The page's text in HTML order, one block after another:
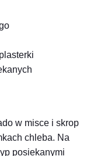
w misce i skrop
chleba. Na
posiekanymi